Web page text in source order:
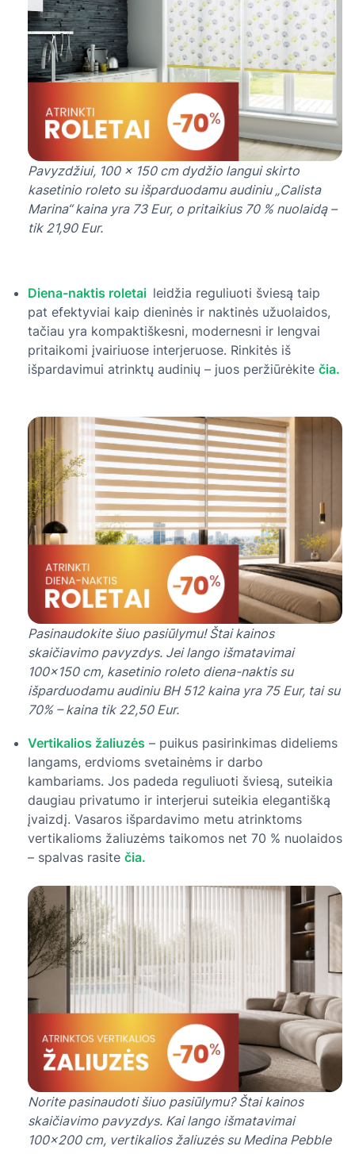
Pavyzdžiui, 100 × 150 cm dydžio langui skirto
kasetinio roleto su išparduodamu audiniu „Calista
Marina“ kaina yra 73 Eur, o pritaikius 70 % nuolaidą –
tik 21,90 Eur.
Diena-naktis roletai leidžia reguliuoti šviesą taip
pat efektyviai kaip dieninės ir naktinės užuolaidos,
tačiau yra kompaktiškesni, modernesni ir lengvai
pritaikomi įvairiuose interjeruose. Rinkitės iš
išpardavimui atrinktų audinių – juos peržiūrėkite čia.
Pasinaudokite šiuo pasiūlymu! Štai kainos
skaičiavimo pavyzdys. Jei lango išmatavimai
100×150 cm, kasetinio roleto diena-naktis su
išparduodamu audiniu BH 512 kaina yra 75 Eur, tai su
70% – kaina tik 22,50 Eur.
Vertikalios žaliuzės – puikus pasirinkimas dideliems
langams, erdvioms svetainėms ir darbo
kambariams. Jos padeda reguliuoti šviesą, suteikia
daugiau privatumo ir interjerui suteikia elegantišką
įvaizdį. Vasaros išpardavimo metu atrinktoms
vertikalioms žaliuzėms taikomos net 70 % nuolaidos
– spalvas rasite čia.
Norite pasinaudoti šiuo pasiūlymu? Štai kainos
skaičiavimo pavyzdys. Kai lango išmatavimai
100×200 cm, vertikalios žaliuzės su Medina Pebble